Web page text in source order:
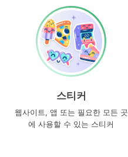
스티커
웹사이트, 앱 또는 필요한 모든 곳
에 사용할 수 있는 스티커